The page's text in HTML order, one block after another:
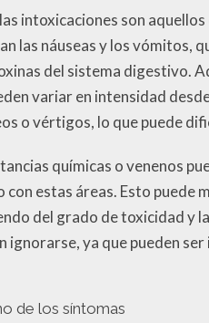
intoxicaciones son
las náuseas y los vómitos,
del sistema digestivo.
variar en intensidad
o vértigos, lo que puede
químicas o venenos
estas áreas. Esto puede
del grado de toxicidad y
ignorarse, ya que pueden
de los síntomas